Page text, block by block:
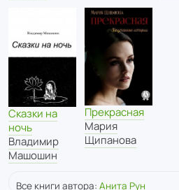
Сказки на
ночь
Владимир
Машошин
Прекрасная
Мария
Щипанова
Все книги автора: Анита Рун